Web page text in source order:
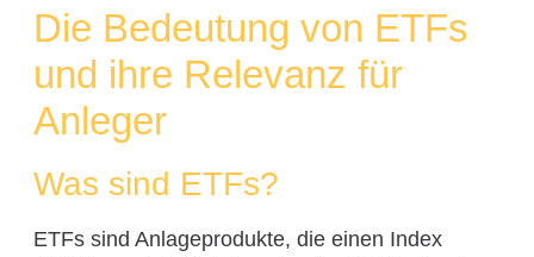
Die Bedeutung von ETFs
und ihre Relevanz für
Anleger
Was sind ETFs?
ETFs sind Anlageprodukte, die einen Index